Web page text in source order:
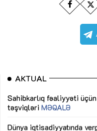
AKTUAL
Sahibkarlıq fəaliyyəti
təşviqləri MƏQALƏ
Dünya iqtisadiyyatında